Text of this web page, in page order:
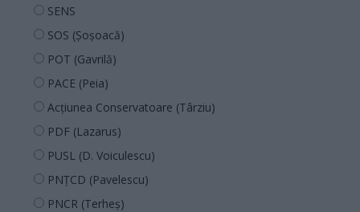
SENS
SOS (Șoșoacă)
POT (Gavrilă)
PACE (Peia)
Acțiunea Conservatoare (Târziu)
PDF (Lazarus)
PUSL (D. Voiculescu)
PNȚCD (Pavelescu)
PNCR (Terheș)